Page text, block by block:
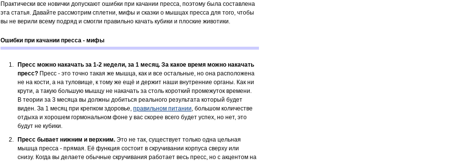
Практически все новички допускают ошибки при качании пресса, поэтому была составлена
эта статья. Давайте рассмотрим сплетни, мифы и сказки о мышцах пресса для того, чтобы
вы не верили всему подряд и смогли правильно качать кубики и плоские животики.
Ошибки при качании пресса - мифы
Пресс можно накачать за 1-2 недели, за 1 месяц. За какое время можно накачать
пресс? Пресс - это точно такая же мышца, как и все остальные, но она расположена
не на кости, а на туловище, к тому же ещё и держит наши внутренние органы. Как ни
крути, а такую большую мышцу не накачать за столь короткий промежуток времени.
В теории за 3 месяца вы должны добиться реального результата который будет
виден. За 1 месяц при крепком здоровье, правильном питании, большом количестве
отдыха и хорошем гормональном фоне у вас скорее всего будет успех, но нет, это
будут не кубики.
Пресс бывает нижним и верхним. Это не так, существует только одна цельная
мышца пресса - прямая. Её функция состоит в скручивании корпуса сверху или
снизу. Когда вы делаете обычные скручивания работает весь пресс, но с акцентом на